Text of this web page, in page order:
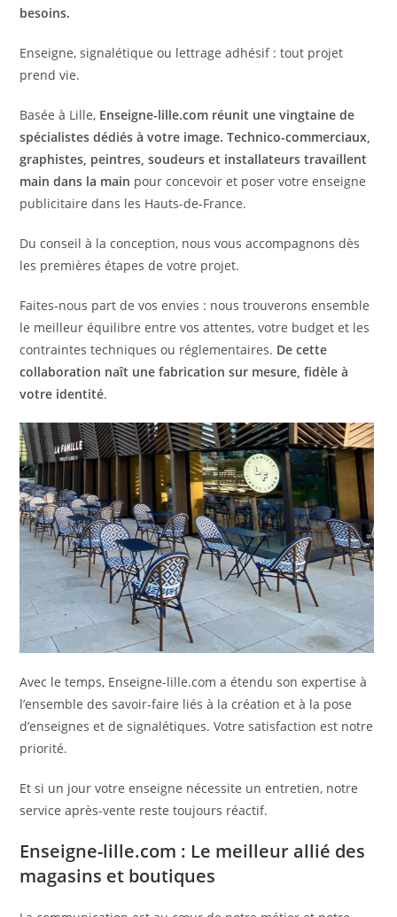
besoins.
Enseigne, signalétique ou lettrage adhésif : tout projet
prend vie.
Basée à Lille, Enseigne-lille.com réunit une vingtaine de
spécialistes dédiés à votre image. Technico-commerciaux,
graphistes, peintres, soudeurs et installateurs travaillent
main dans la main pour concevoir et poser votre enseigne
publicitaire dans les Hauts-de-France.
Du conseil à la conception, nous vous accompagnons dès
les premières étapes de votre projet.
Faites-nous part de vos envies : nous trouverons ensemble
le meilleur équilibre entre vos attentes, votre budget et les
contraintes techniques ou réglementaires. De cette
collaboration naît une fabrication sur mesure, fidèle à
votre identité.
Avec le temps, Enseigne-lille.com a étendu son expertise à
l’ensemble des savoir-faire liés à la création et à la pose
d’enseignes et de signalétiques. Votre satisfaction est notre
priorité.
Et si un jour votre enseigne nécessite un entretien, notre
service après-vente reste toujours réactif.
Enseigne-lille.com : Le meilleur allié des
magasins et boutiques